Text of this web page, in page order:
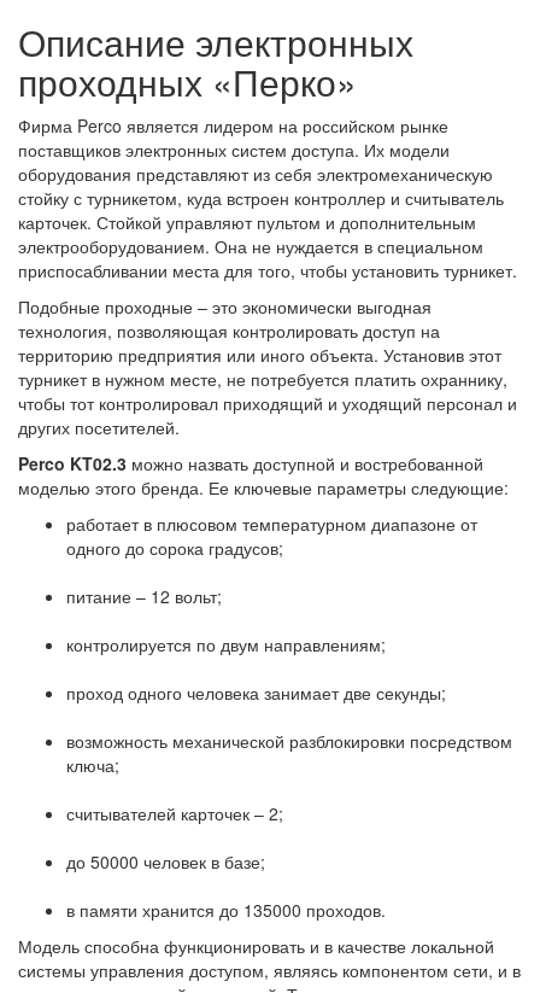
Описание электронных
проходных «Перко»
Фирма Perco является лидером на российском рынке
поставщиков электронных систем доступа. Их модели
оборудования представляют из себя электромеханическую
стойку с турникетом, куда встроен контроллер и считыватель
карточек. Стойкой управляют пультом и дополнительным
электрооборудованием. Она не нуждается в специальном
приспосабливании места для того, чтобы установить турникет.
Подобные проходные – это экономически выгодная
технология, позволяющая контролировать доступ на
территорию предприятия или иного объекта. Установив этот
турникет в нужном месте, не потребуется платить охраннику,
чтобы тот контролировал приходящий и уходящий персонал и
других посетителей.
Perco KT02.3 можно назвать доступной и востребованной
моделью этого бренда. Ее ключевые параметры следующие:
работает в плюсовом температурном диапазоне от
одного до сорока градусов;
питание – 12 вольт;
контролируется по двум направлениям;
проход одного человека занимает две секунды;
возможность механической разблокировки посредством
ключа;
считывателей карточек – 2;
до 50000 человек в базе;
в памяти хранится до 135000 проходов.
Модель способна функционировать и в качестве локальной
системы управления доступом, являясь компонентом сети, и в